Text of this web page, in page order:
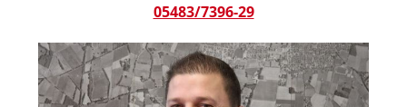
05483/7396-29